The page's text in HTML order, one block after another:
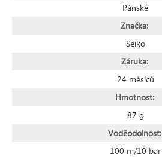
Pánské
Značka:
Seiko
Záruka:
24 měsíců
Hmotnost:
87 g
Voděodolnost:
100 m/10 bar